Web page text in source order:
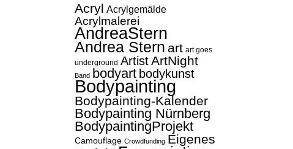
Acryl Acrylgemälde
Acrylmalerei
AndreaStern
Andrea Stern art art goes
underground ArtistArtNight
Band bodyart bodykunst
Bodypainting
Bodypainting-Kalender
Bodypainting Nürnberg
BodypaintingProjekt
Camouflage Crowdfunding Eigenes